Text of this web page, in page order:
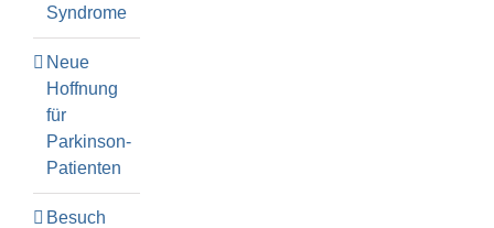
Syndrome
Neue
Hoffnung
für
Parkinson-
Patienten
Besuch